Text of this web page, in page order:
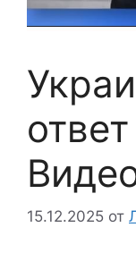
15.12.2025 от